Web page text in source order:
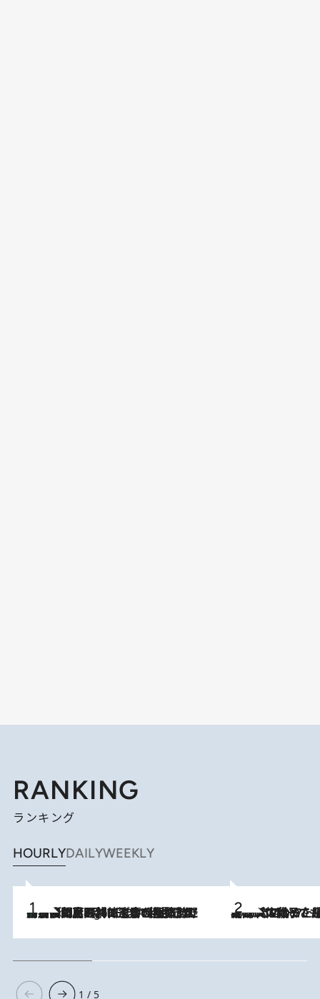
RANKING
ランキング
HOURLYDAILYWEEKLY
9 Hours Ago
「最後に見られてよかった」上野動物園の東園パンダ舎が解体前に特別公開。8月16日まで延長されたパネル展と共に辿る“半世紀”のパンダ飼育《解体工事の図面あり》 2026.8.5
【阿川佐和子さんの年とる力】なぜ70代で始めた趣味は“こんなに楽しい”のか？ ピアノ、俳句…スランプに陥っても続けられる“ある秘訣”とは
1 / 5